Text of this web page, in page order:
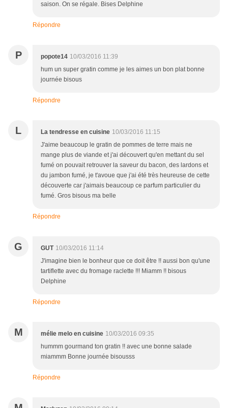
saison. On se régale. Bises Delphine
Répondre
P popote14 10/03/2016 11:39
hum un super gratin comme je les aimes un bon plat bonne
journée bisous
Répondre
L La tendresse en cuisine 10/03/2016 11:15
J'aime beaucoup le gratin de pommes de terre mais ne
mange plus de viande et j'ai découvert qu'en mettant du sel
fumé on pouvait retrouver la saveur du bacon, des lardons et
du jambon fumé, je t'avoue que j'ai été très heureuse de cette
découverte car j'aimais beaucoup ce parfum particulier du
fumé. Gros bisous ma belle
Répondre
G GUT 10/03/2016 11:14
J'imagine bien le bonheur que ce doit être !! aussi bon qu'une
tartiflette avec du fromage raclette !!! Miamm !! bisous
Delphine
Répondre
M mélie melo en cuisine 10/03/2016 09:35
hummm gourmand ton gratin !! avec une bonne salade
miammm Bonne journée bisousss
Répondre